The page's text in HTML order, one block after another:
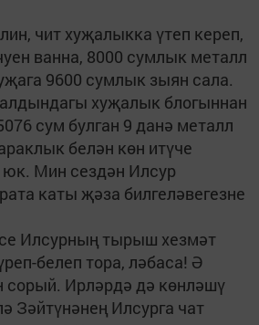
чит хуҗалыкка үтеп кереп,
ванна, 8000 сумлык металл
9600 сумлык зыян сала.
хуҗалык блогыннан
сум булган 9 данә металл
белән көн итүче
юк. Мин сездән Илсур
каты җәза билгеләвегезне
Илсурның тырыш хезмәт
белеп тора, ләбаса! Ә
Ирләрдә дә көнләшү
Зәйтүнәнең Илсурга чат